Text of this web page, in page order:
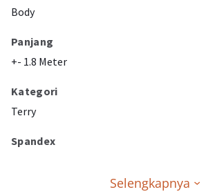
Body
Panjang
+- 1.8 Meter
Kategori
Terry
Spandex
Selengkapnya